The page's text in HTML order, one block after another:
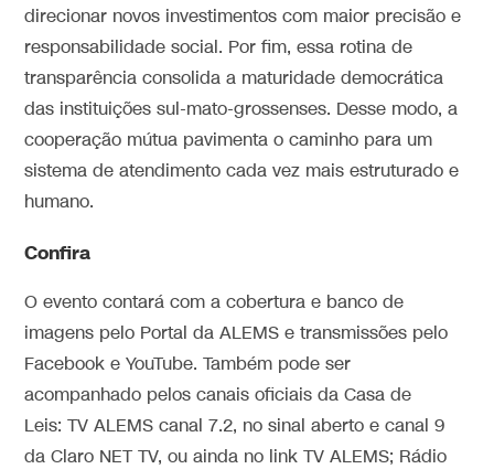
direcionar novos investimentos com maior precisão e
responsabilidade social. Por fim, essa rotina de
transparência consolida a maturidade democrática
das instituições sul-mato-grossenses. Desse modo, a
cooperação mútua pavimenta o caminho para um
sistema de atendimento cada vez mais estruturado e
humano.
Confira
O evento contará com a cobertura e banco de
imagens pelo Portal da ALEMS e transmissões pelo
Facebook e YouTube. Também pode ser
acompanhado pelos canais oficiais da Casa de
Leis: TV ALEMS canal 7.2, no sinal aberto e canal 9
da Claro NET TV, ou ainda no link TV ALEMS; Rádio